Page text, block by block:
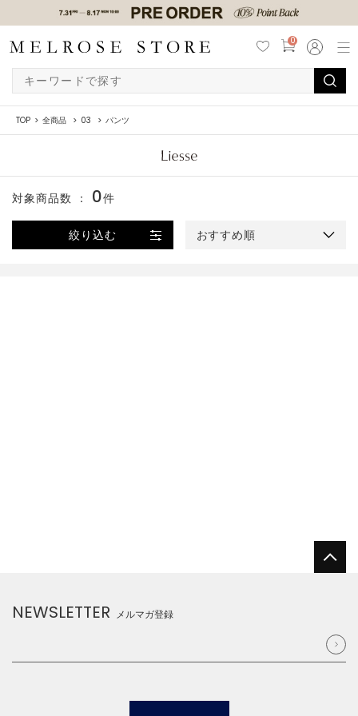
0
TOP 全商品 03 パンツ
絞り込む おすすめ順
対象商品数 ： 0件
NEWSLETTER メルマガ登録